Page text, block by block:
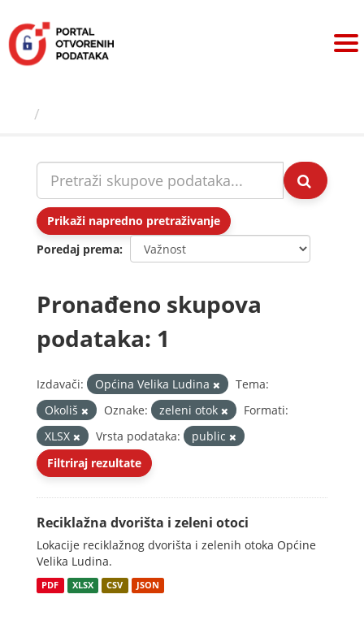
sadržaj
Prikaži napredno pretraživanje
Poredaj prema
Pronađeno skupova
podataka: 1
Izdavači: Općina Velika Ludina
Tema:
Okoliš
Oznake: zeleni otok
Formati:
XLSX
Vrsta podataka:
public
Filtriraj rezultate
Reciklažna dvorišta i zeleni otoci
Lokacije reciklažnog dvorišta i zelenih otoka Općine
Velika Ludina.
PDF XLSX CSV JSON